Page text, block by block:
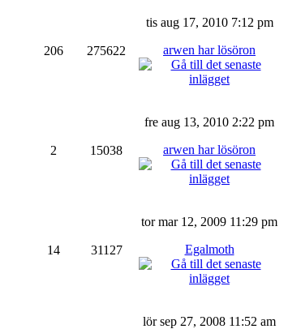
206 275622
tis aug 17, 2010 7:12 pm
arwen har lösöron
2 15038
fre aug 13, 2010 2:22 pm
arwen har lösöron
14 31127
tor mar 12, 2009 11:29 pm
Egalmoth
lör sep 27, 2008 11:52 am